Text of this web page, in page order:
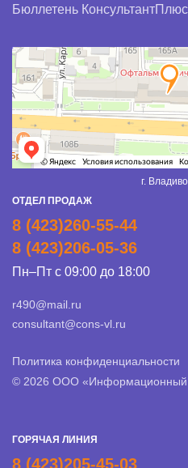
Бюллетень КонсультантПлюс
г.
ОТДЕЛ ПРОДАЖ
8 (423)260-55-44
8 (423)206-05-36
Пн–Пт с 09:00 до 18:00
r490@mail.ru
consultant@cons-vl.ru
Политика конфиденциальности
© 2026 ООО «Информационный
ГОРЯЧАЯ ЛИНИЯ
8 (423)205-45-03